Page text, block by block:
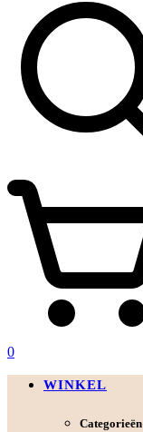
0
WINKEL
Categorieën